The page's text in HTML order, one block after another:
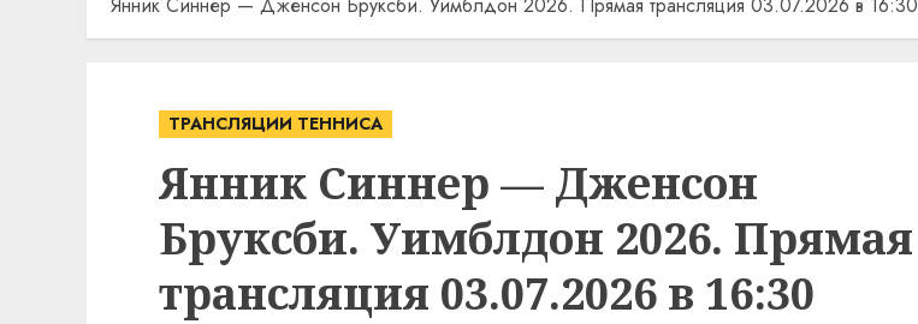
ТРАНСЛЯЦИИ ТЕННИСА
Янник Синнер — Дженсон
Бруксби. Уимблдон 2026. Прямая
трансляция 03.07.2026 в 16:30